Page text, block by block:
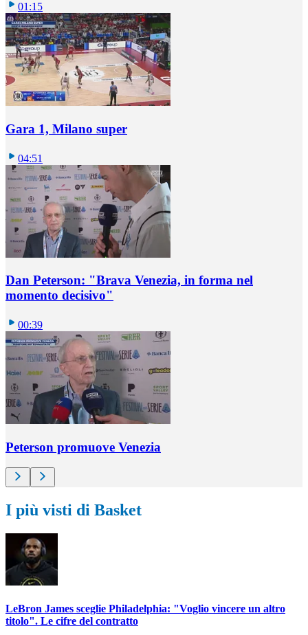
01:15
Gara 1, Milano super
04:51
Dan Peterson: "Brava Venezia, in forma nel
momento decisivo"
00:39
Peterson promuove Venezia
I più visti di Basket
LeBron James sceglie Philadelphia: "Voglio vincere un altro
titolo". Le cifre del contratto